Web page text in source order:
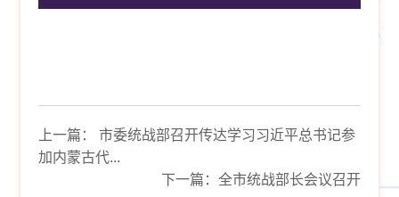
上一篇：市委统战部召开传达学习习近平总书记参
加内蒙古代...
下一篇： 全市统战部长会议召开